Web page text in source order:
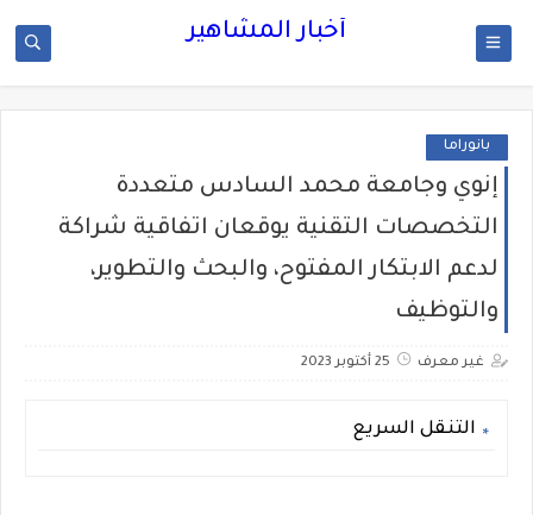
أخبار المشاهير
بانوراما
إنوي وجامعة محمد السادس متعددة
التخصصات التقنية يوقعان اتفاقية شراكة
لدعم الابتكار المفتوح، والبحث والتطوير،
والتوظيف
غير معرف 25 أكتوبر 2023
التنقل السريع